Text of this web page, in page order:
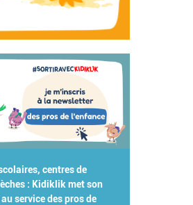
centres de
: Kidiklik met son
service des pros de